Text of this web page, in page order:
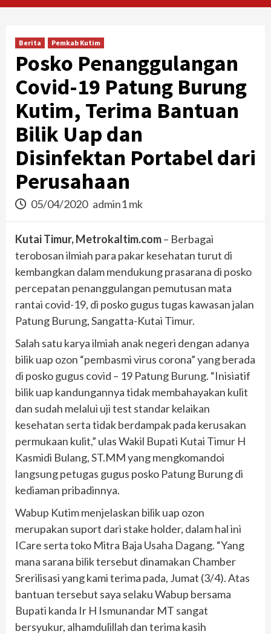
Berita Pemkab Kutim
Posko Penanggulangan
Covid-19 Patung Burung
Kutim, Terima Bantuan
Bilik Uap dan
Disinfektan Portabel dari
Perusahaan
05/04/2020 admin1 mk
Kutai Timur, Metrokaltim.com– Berbagai
terobosan ilmiah para pakar kesehatan turut di
kembangkan dalam mendukung prasarana di posko
percepatan penanggulangan pemutusan mata
rantai covid-19, di posko gugus tugas kawasan jalan
Patung Burung, Sangatta-Kutai Timur.
Salah satu karya ilmiah anak negeri dengan adanya
bilik uap ozon “pembasmi virus corona” yang berada
di posko gugus covid – 19 Patung Burung. “Inisiatif
bilik uap kandungannya tidak membahayakan kulit
dan sudah melalui uji test standar kelaikan
kesehatan serta tidak berdampak pada kerusakan
permukaan kulit,” ulas Wakil Bupati Kutai Timur H
Kasmidi Bulang, ST.MM yang mengkomandoi
langsung petugas gugus posko Patung Burung di
kediaman pribadinnya.
Wabup Kutim menjelaskan bilik uap ozon
merupakan suport dari stake holder, dalam hal ini
ICare serta toko Mitra Baja Usaha Dagang. “Yang
mana sarana bilik tersebut dinamakan Chamber
Srerilisasi yang kami terima pada, Jumat (3/4). Atas
bantuan tersebut saya selaku Wabup bersama
Bupati kanda Ir H Ismunandar MT sangat
bersyukur, alhamdulillah dan terima kasih